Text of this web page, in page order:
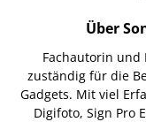
Über
Fachautorin und
zuständig für die
Gadgets. Mit viel
Digifoto, Sign Pro